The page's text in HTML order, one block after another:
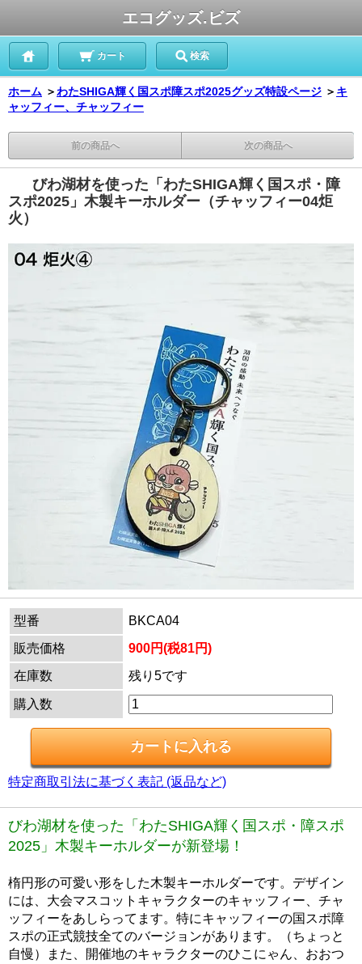
エコグッズ.ビズ
カート 検索
ホーム ＞わたSHIGA輝く国スポ障スポ2025グッズ特設ページ ＞ キ
ャッフィー、チャッフィー
前の商品へ 次の商品へ
びわ湖材を使った「わたSHIGA輝く国スポ・障
スポ2025」木製キーホルダー（チャッフィー04炬
火）
型番
BKCA04
販売価格
900円(税81円)
在庫数
残り5です
購入数
特定商取引法に基づく表記 (返品など)
びわ湖材を使った「わたSHIGA輝く国スポ・障スポ
2025」木製キーホルダーが新登場！
楕円形の可愛い形をした木製キーホルダーです。デザイン
には、大会マスコットキャラクターのキャッフィー、チャ
ッフィーをあしらってます。特にキャッフィーの国スポ障
スポの正式競技全てのバージョンがあります。（ちょっと
自慢）また、開催地のキャラクターのひこにゃん、おおつ